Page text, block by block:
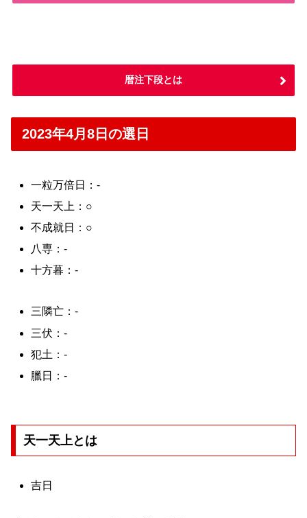
暦注下段とは
2023年4月8日の選日
一粒万倍日：-
天一天上：○
不成就日：○
八専：-
十方暮：-
三隣亡：-
三伏：-
犯土：-
臘日：-
天一天上とは
吉日